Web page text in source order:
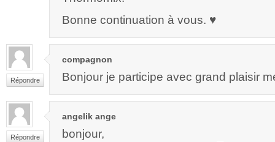
Bonne continuation à vous. ♥
Répondre
compagnon
Bonjour je participe avec grand plaisir
Répondre
angelik ange
bonjour,